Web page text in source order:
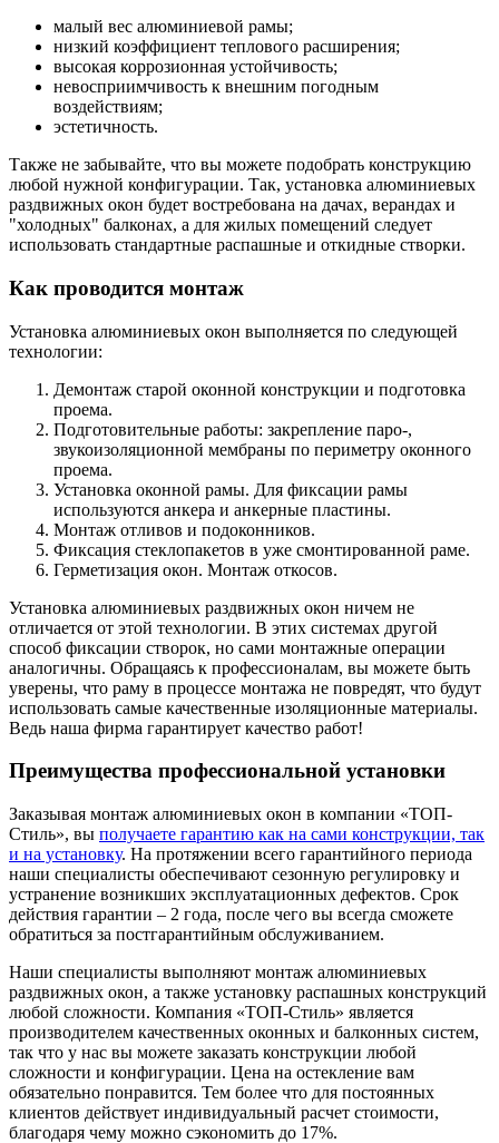
малый вес алюминиевой рамы;
низкий коэффициент теплового расширения;
высокая коррозионная устойчивость;
невосприимчивость к внешним погодным
воздействиям;
эстетичность.
Также не забывайте, что вы можете подобрать конструкцию
любой нужной конфигурации. Так, установка алюминиевых
раздвижных окон будет востребована на дачах, верандах и
"холодных" балконах, а для жилых помещений следует
использовать стандартные распашные и откидные створки.
Как проводится монтаж
Установка алюминиевых окон выполняется по следующей
технологии:
Демонтаж старой оконной конструкции и подготовка
проема.
Подготовительные работы: закрепление паро-,
звукоизоляционной мембраны по периметру оконного
проема.
Установка оконной рамы. Для фиксации рамы
используются анкера и анкерные пластины.
Монтаж отливов и подоконников.
Фиксация стеклопакетов в уже смонтированной раме.
Герметизация окон. Монтаж откосов.
Установка алюминиевых раздвижных окон ничем не
отличается от этой технологии. В этих системах другой
способ фиксации створок, но сами монтажные операции
аналогичны. Обращаясь к профессионалам, вы можете быть
уверены, что раму в процессе монтажа не повредят, что будут
использовать самые качественные изоляционные материалы.
Ведь наша фирма гарантирует качество работ!
Преимущества профессиональной установки
Заказывая монтаж алюминиевых окон в компании «ТОП-
Стиль», вы получаете гарантию как на сами конструкции, так
и на установку. На протяжении всего гарантийного периода
наши специалисты обеспечивают сезонную регулировку и
устранение возникших эксплуатационных дефектов. Срок
действия гарантии – 2 года, после чего вы всегда сможете
обратиться за постгарантийным обслуживанием.
Наши специалисты выполняют монтаж алюминиевых
раздвижных окон, а также установку распашных конструкций
любой сложности. Компания «ТОП-Стиль» является
производителем качественных оконных и балконных систем,
так что у нас вы можете заказать конструкции любой
сложности и конфигурации. Цена на остекление вам
обязательно понравится. Тем более что для постоянных
клиентов действует индивидуальный расчет стоимости,
благодаря чему можно сэкономить до 17%.